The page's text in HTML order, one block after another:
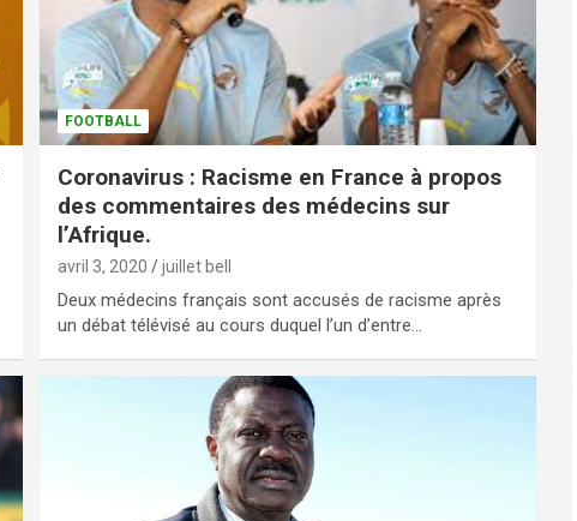
FOOTBALL
Coronavirus : Racisme en France à propos
des commentaires des médecins sur
l’Afrique.
avril 3, 2020 juillet bell
Deux médecins français sont accusés de racisme après
un débat télévisé au cours duquel l’un d’entre…